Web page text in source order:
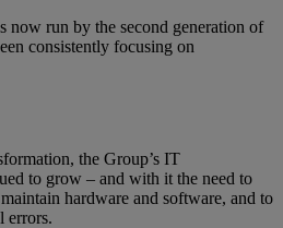
now run by the second generation of
consistently focusing on
the Group’s IT
to grow – and with it the need to
hardware and software, and to
errors.